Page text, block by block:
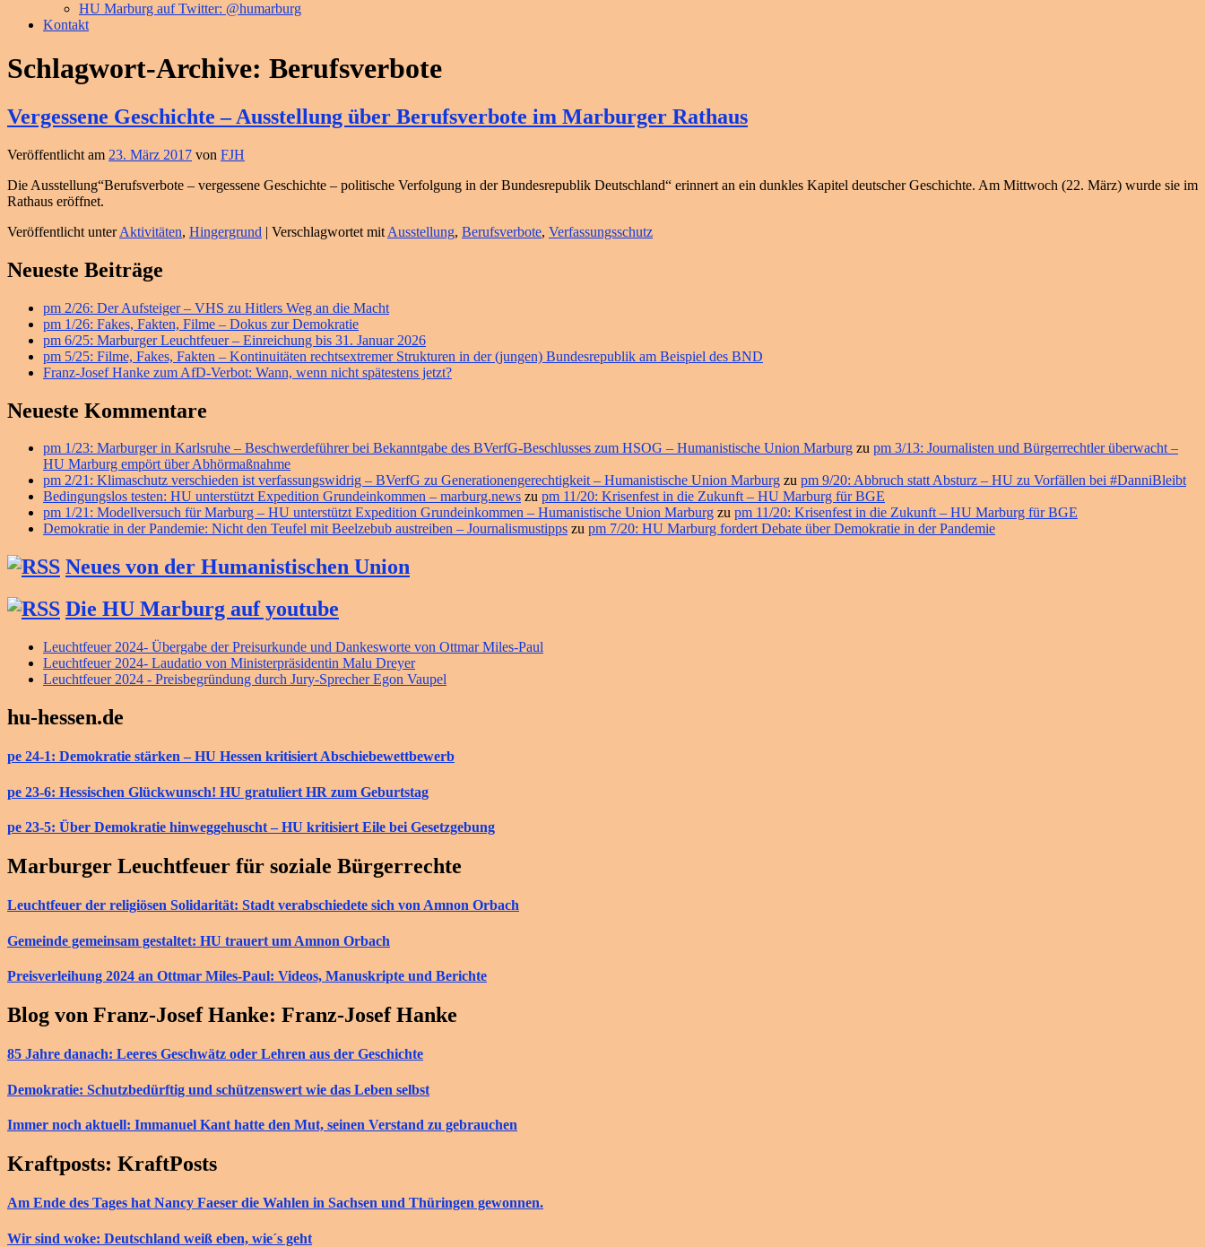
HU Marburg auf Twitter: @humarburg
Kontakt
Schlagwort-Archive: Berufsverbote
Vergessene Geschichte – Ausstellung über Berufsverbote im Marburger Rathaus
Veröffentlicht am 23. März 2017 von FJH
Die Ausstellung“Berufsverbote – vergessene Geschichte – politische Verfolgung in der Bundesrepublik Deutschland“ erinnert an ein dunkles Kapitel deutscher Geschichte. Am Mittwoch (22. März) wurde sie im
Rathaus eröffnet.
Veröffentlicht unter Aktivitäten, Hingergrund | Verschlagwortet mit Ausstellung, Berufsverbote, Verfassungsschutz
Primärer
Widget-
Bereich
Neueste Beiträge
pm 2/26: Der Aufsteiger – VHS zu Hitlers Weg an die Macht
pm 1/26: Fakes, Fakten, Filme – Dokus zur Demokratie
pm 6/25: Marburger Leuchtfeuer – Einreichung bis 31. Januar 2026
pm 5/25: Filme, Fakes, Fakten – Kontinuitäten rechtsextremer Strukturen in der (jungen) Bundesrepublik am Beispiel des BND
Franz-Josef Hanke zum AfD-Verbot: Wann, wenn nicht spätestens jetzt?
Neueste Kommentare
pm 1/23: Marburger in Karlsruhe – Beschwerdeführer bei Bekanntgabe des BVerfG-Beschlusses zum HSOG – Humanistische Union Marburg zu pm 3/13: Journalisten und Bürgerrechtler überwacht –
HU Marburg empört über Abhörmaßnahme
pm 2/21: Klimaschutz verschieden ist verfassungswidrig – BVerfG zu Generationengerechtigkeit – Humanistische Union Marburg zu pm 9/20: Abbruch statt Absturz – HU zu Vorfällen bei #DanniBleibt
Bedingungslos testen: HU unterstützt Expedition Grundeinkommen – marburg.news zu pm 11/20: Krisenfest in die Zukunft – HU Marburg für BGE
pm 1/21: Modellversuch für Marburg – HU unterstützt Expedition Grundeinkommen – Humanistische Union Marburg zu pm 11/20: Krisenfest in die Zukunft – HU Marburg für BGE
Demokratie in der Pandemie: Nicht den Teufel mit Beelzebub austreiben – Journalismustipps zu pm 7/20: HU Marburg fordert Debate über Demokratie in der Pandemie
Neues von der Humanistischen Union
Die HU Marburg auf youtube
Leuchtfeuer 2024- Übergabe der Preisurkunde und Dankesworte von Ottmar Miles-Paul
Leuchtfeuer 2024- Laudatio von Ministerpräsidentin Malu Dreyer
Leuchtfeuer 2024 - Preisbegründung durch Jury-Sprecher Egon Vaupel
hu-hessen.de
pe 24-1: Demokratie stärken – HU Hessen kritisiert Abschiebewettbewerb
pe 23-6: Hessischen Glückwunsch! HU gratuliert HR zum Geburtstag
pe 23-5: Über Demokratie hinweggehuscht – HU kritisiert Eile bei Gesetzgebung
Marburger Leuchtfeuer für soziale Bürgerrechte
Leuchtfeuer der religiösen Solidarität: Stadt verabschiedete sich von Amnon Orbach
Gemeinde gemeinsam gestaltet: HU trauert um Amnon Orbach
Preisverleihung 2024 an Ottmar Miles-Paul: Videos, Manuskripte und Berichte
Blog von Franz-Josef Hanke: Franz-Josef Hanke
85 Jahre danach: Leeres Geschwätz oder Lehren aus der Geschichte
Demokratie: Schutzbedürftig und schützenswert wie das Leben selbst
Immer noch aktuell: Immanuel Kant hatte den Mut, seinen Verstand zu gebrauchen
Kraftposts: KraftPosts
Am Ende des Tages hat Nancy Faeser die Wahlen in Sachsen und Thüringen gewonnen.
Wir sind woke: Deutschland weiß eben, wie´s geht